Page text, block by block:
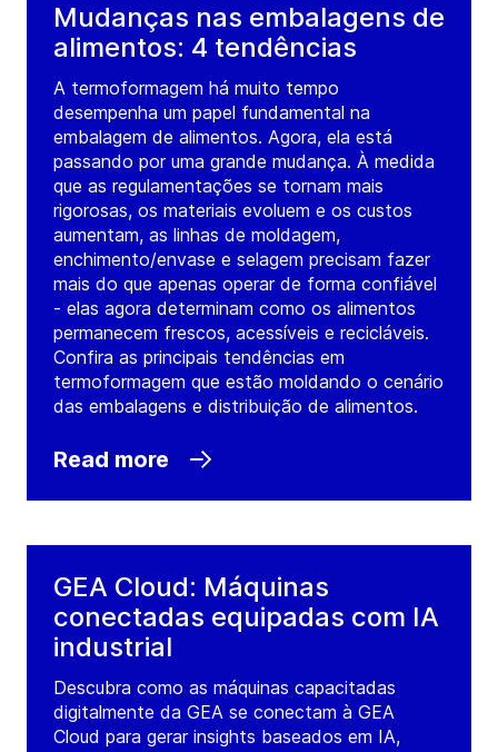
Mudanças nas embalagens de
alimentos: 4 tendências
A termoformagem há muito tempo
desempenha um papel fundamental na
embalagem de alimentos. Agora, ela está
passando por uma grande mudança. À medida
que as regulamentações se tornam mais
rigorosas, os materiais evoluem e os custos
aumentam, as linhas de moldagem,
enchimento/envase e selagem precisam fazer
mais do que apenas operar de forma confiável
- elas agora determinam como os alimentos
permanecem frescos, acessíveis e recicláveis.
Confira as principais tendências em
termoformagem que estão moldando o cenário
das embalagens e distribuição de alimentos.
Read more
GEA Cloud: Máquinas
conectadas equipadas com IA
industrial
Descubra como as máquinas capacitadas
digitalmente da GEA se conectam à GEA
Cloud para gerar insights baseados em IA,